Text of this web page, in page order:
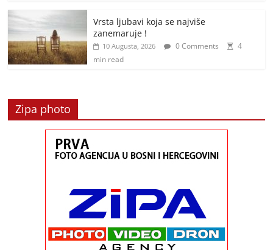
Vrsta ljubavi koja se najviše
zanemaruje !
10 Augusta, 2026 0 Comments
4
min read
Zipa photo